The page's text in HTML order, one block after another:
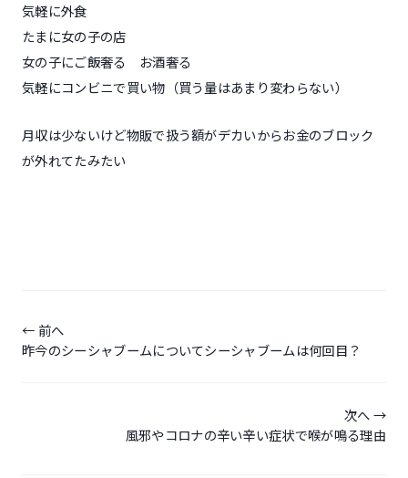
気軽に外食
たまに女の子の店
女の子にご飯奢る お酒奢る
気軽にコンビニで買い物（買う量はあまり変わらない）
月収は少ないけど物販で扱う額がデカいからお金のブロック
が外れてたみたい
稿
ナ
前へ
昨今のシーシャブームについてシーシャブームは何回目？
次へ
風邪やコロナの辛い辛い症状で喉が鳴る理由